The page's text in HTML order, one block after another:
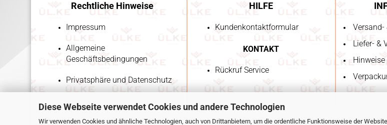
Diese Webseite verwendet Cookies und andere Technologien
Wir verwenden Cookies und ähnliche Technologien, auch von Drittanbietern, um die ordentliche Funktionsweise der
Rechtliche Hinweise
Impressum
Allgemeine
Geschäftsbedingungen
Privatsphäre und Datenschutz
HILFE
Kundenkontaktformular
KONTAKT
Rückruf Service
Liefer- &